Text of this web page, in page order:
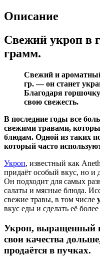
Описание
Свежий укроп в
грамм.
Свежий и
гр. — он станет
Благодаря
свою свежесть.
В последние годы все
свежими травами,
блюдам. Одной из таких
который часто
Укроп, известный как
придаёт особый вкус, но и
Он подходит для самых
салаты и мясные блюда.
свежие травы, в том числе
вкус еды и сделать её
Укроп, выращенный
свои качества
продаётся в пучках.